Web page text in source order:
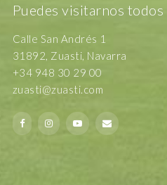
Puedes visitarnos todos
Calle San Andrés 1
31892, Zuasti, Navarra
+34 948 30 29 00
zuasti@zuasti.com